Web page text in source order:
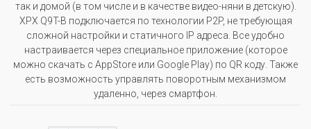
так и домой (в том числе и в качестве видео-няни в детскую).
XPX Q9T-B подключается по технологии P2P, не требующая
сложной настройки и статичного IP адреса. Все удобно
настраивается через специальное приложение (которое
можно скачать с AppStore или Google Play) по QR коду. Также
есть возможность управлять поворотным механизмом
удаленно, через смартфон.